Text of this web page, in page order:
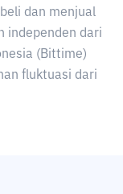
dan menjual
independen dari
(Bittime)
fluktuasi dari